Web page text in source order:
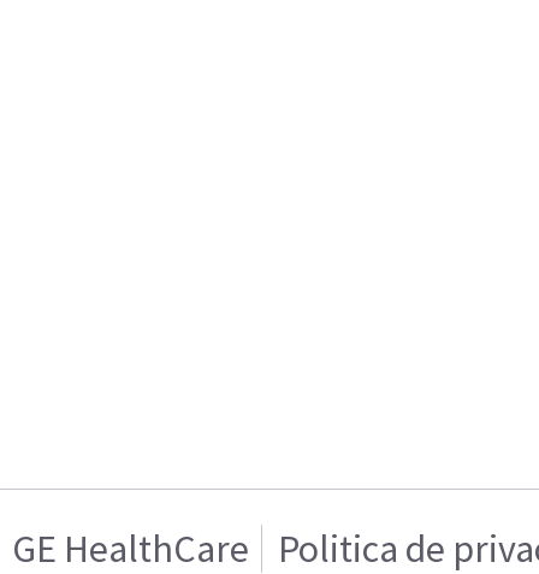
GE HealthCare Politica de